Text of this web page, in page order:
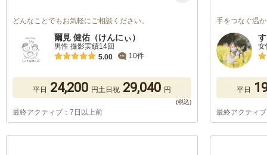
どんなことでもお気軽にご相談ください。
爾見 健佑（けんにぃ）
男性 撮影実績14回
5.00
10件
平日 24,200 円土日祝 29,040 円
最終アクティブ：7日以上前
手をつなぐ温
女
平日
最終アクティ